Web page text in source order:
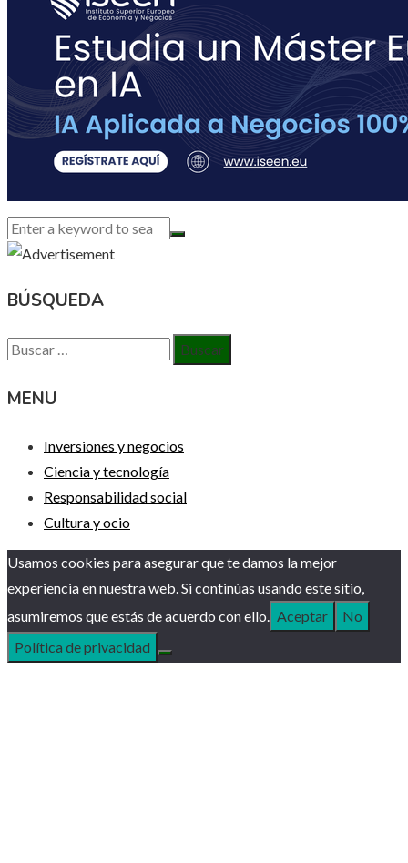
BÚSQUEDA
Buscar:
MENU
Inversiones y negocios
Ciencia y tecnología
Responsabilidad social
Cultura y ocio
Usamos cookies para asegurar que te damos la mejor
experiencia en nuestra web. Si continúas usando este sitio,
asumiremos que estás de acuerdo con ello.
Aceptar
No
Política de privacidad